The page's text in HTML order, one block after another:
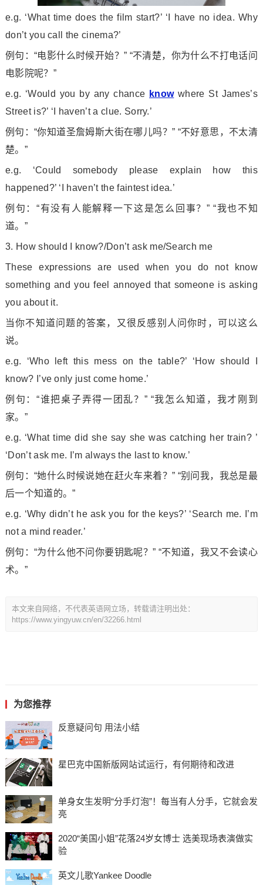
e.g. ‘What time does the film start?’ ‘I have no idea. Why
don’t you call the cinema?’
例句：“电影什么时候开始？” “不清楚，你为什么不打电话问
电影院呢？”
e.g. ‘Would you by any chance knowwhere St James’s
Street is?’ ‘I haven’t a clue. Sorry.’
例句：“你知道圣詹姆斯大街在哪儿吗？” “不好意思，不太清
楚。”
e.g. ‘Could somebody please explain how this
happened?’ ‘I haven’t the faintest idea.’
例句：“有没有人能解释一下这是怎么回事？” “我也不知
道。”
3. How should I know?/Don’t ask me/Search me
These expressions are used when you do not know
something and you feel annoyed that someone is asking
you a bout it.
当你不知道问题的答案，又很反感别人问你时，可以这么
说。
e.g. ‘Who left this mess on the table?’ ‘How should I
know? I’ve only just come home.’
例句：“谁把桌子弄得一团乱？” “我怎么知道，我才刚到
家。”
e.g. ‘What time did she say she was catching her train? ’
‘Don’t ask me. I’m always the last to know.’
例句：“她什么时候说她在赶火车来着？” “别问我，我总是最
后一个知道的。”
e.g. ‘Why didn’t he ask you for the keys?’ ‘Search me. I’m
not a mind reader.’
例句：“为什么他不问你要钥匙呢？” “不知道，我又不会读心
术。”
本文来自网络，不代表英语网立场，转载请注明出处：
https://www.yingyuw.cn/en/32266.html
为您推荐
反意疑问句 用法小结
星巴克中国新版网站试运行，有何期待和改进
单身女生发明“分手灯泡”！每当有人分手，它就会发
亮
2020“美国小姐”花落24岁女博士 选美现场表演做实
验
英文儿歌Yankee Doodle